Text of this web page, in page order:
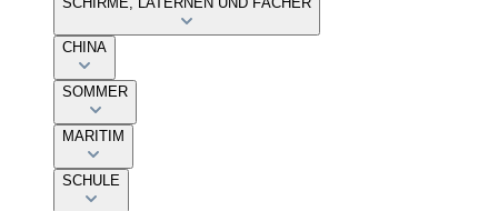
CHINA
SOMMER
MARITIM
SCHULE